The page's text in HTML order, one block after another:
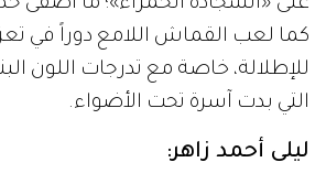
كما لعب القماش اللامع دوراً في
للإطلالة، خاصة مع تدرجات اللون
التي بدت آسرة تحت الأضواء.
ليلى أحمد زاهر: